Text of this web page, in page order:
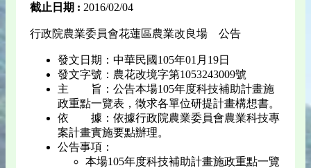
截止日期 : 2016/02/04
行政院農業委員會花蓮區農業改良場 公告
發文日期：中華民國105年01月19日
發文字號：農花改境字第1053243009號
主 旨：公告本場105年度科技補助計畫施
政重點一覽表，徵求各單位研提計畫構想書。
依 據：依據行政院農業委員會農業科技專
案計畫實施要點辦理。
公告事項：
本場105年度科技補助計畫施政重點一覽